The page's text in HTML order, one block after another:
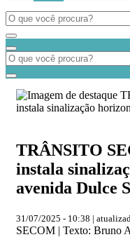
TRÂNSITO
instala
avenida Dulce
31/07/2025 - 10:38 |
SECOM | Texto: Bruno